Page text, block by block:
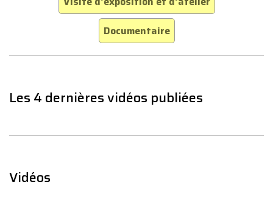
Documentaire
Les 4 dernières vidéos publiées
Vidéos